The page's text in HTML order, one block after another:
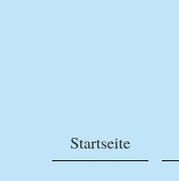
Startseite